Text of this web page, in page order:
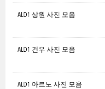
ALD1 상원 사진 모음
ALD1 건우 사진 모음
ALD1 아르노 사진 모음